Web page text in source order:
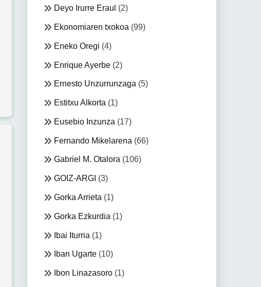
Deyo Irurre Eraul (2)
Ekonomiaren txokoa (99)
Eneko Oregi (4)
Enrique Ayerbe(2)
Ernesto Unzurrunzaga (5)
Estitxu Alkorta (1)
Eusebio Inzunza (17)
Fernando Mikelarena (66)
Gabriel M. Otalora(106)
GOIZ-ARGI (3)
Gorka Arrieta (1)
Gorka Ezkurdia (1)
Ibai Iturria (1)
Iban Ugarte(10)
Ibon Linazasoro(1)